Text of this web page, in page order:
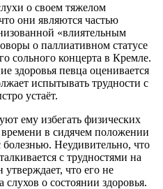
о своем тяжелом
они являются частью
«влиятельным
о паллиативном статусе
сольного концерта в Кремле.
здоровья певца оценивается
испытывать трудности с
устаёт.
ему избегать физических
в сидячем положении
болезнью. Неудивительно, что
с трудностями на
что его не
о состоянии здоровья.